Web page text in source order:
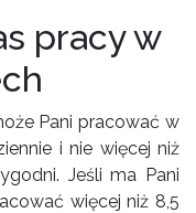
pracy w
Pani pracować w
i nie więcej niż
Jeśli ma Pani
więcej niż 8,5